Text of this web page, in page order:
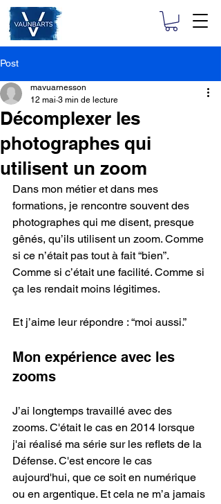
Post
Décomplexer les
photographes qui
utilisent un zoom
mavuarnesson
12 mai 3 min de lecture
Dans mon métier et dans mes
formations, je rencontre souvent des
photographes qui me disent, presque
gênés, qu’ils utilisent un zoom. Comme
si ce n’était pas tout à fait “bien”.
Comme si c’était une facilité. Comme si
ça les rendait moins légitimes.
Et j’aime leur répondre : “moi aussi.”
Mon expérience avec les
zooms
J’ai longtemps travaillé avec des
zooms. C'était le cas en 2014 lorsque
j'ai réalisé ma série sur les reflets de la
Défense. C'est encore le cas
aujourd'hui, que ce soit en numérique
ou en argentique. Et cela ne m’a jamais